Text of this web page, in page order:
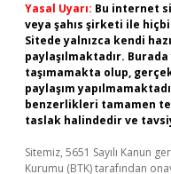
Yasal Uyarı: Bu internet
veya şahıs şirketi ile
Sitede yalnızca kendi
paylaşılmaktadır.
taşımamakta olup,
paylaşım
benzerlikleri tamamen
taslak halindedir ve
Sitemiz, 5651 Sayılı Kanun
Kurumu (BTK) tarafından